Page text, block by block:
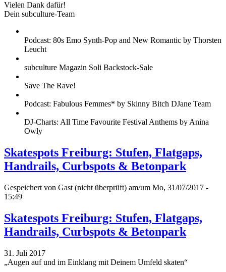
Vielen Dank dafür!
Dein subculture-Team
Podcast: 80s Emo Synth-Pop and New Romantic by Thorsten
Leucht
subculture Magazin Soli Backstock-Sale
Save The Rave!
Podcast: Fabulous Femmes* by Skinny Bitch DJane Team
DJ-Charts: All Time Favourite Festival Anthems by Anina
Owly
Skatespots Freiburg: Stufen, Flatgaps,
Handrails, Curbspots & Betonpark
Gespeichert von Gast (nicht überprüft) am/um Mo, 31/07/2017 -
15:49
Skatespots Freiburg: Stufen, Flatgaps,
Handrails, Curbspots & Betonpark
31. Juli 2017
„Augen auf und im Einklang mit Deinem Umfeld skaten“